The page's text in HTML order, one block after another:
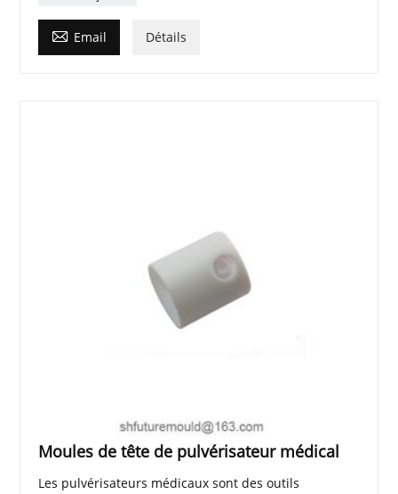
 Email Détails
Moules de tête de pulvérisateur médical
Les pulvérisateurs médicaux sont des outils